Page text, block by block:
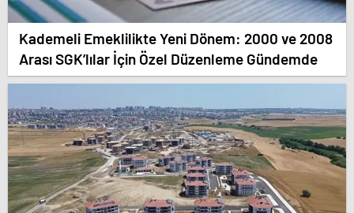
Kademeli Emeklilikte Yeni Dönem: 2000 ve 2008
Arası SGK’lılar İçin Özel Düzenleme Gündemde